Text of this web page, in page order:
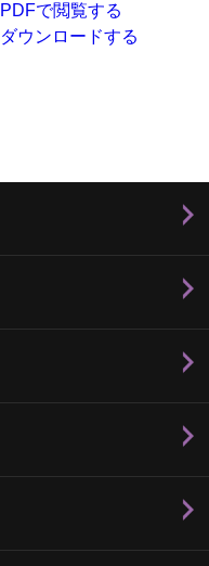
PDFで閲覧する
ダウンロードする